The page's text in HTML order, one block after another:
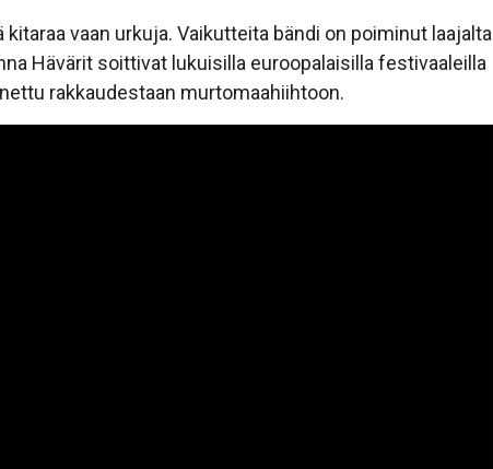
vaan urkuja. Vaikutteita bändi on poiminut laajalta
Hävärit soittivat lukuisilla euroopalaisilla festivaaleilla
rakkaudestaan murtomaahiihtoon.